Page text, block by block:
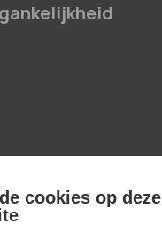
cookies op deze